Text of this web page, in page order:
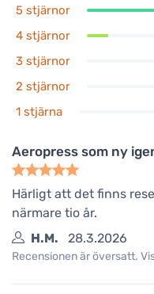
5 stjärnor
4 stjärnor
3 stjärnor
2 stjärnor
1 stjärna
Aeropress som ny
Härligt att det finns
närmare tio år.
H.M.
28.3.2026
Recensionen är översatt.